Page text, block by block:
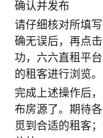
确认并发布
请仔细核对所填
确无误后，再点
功，六六直租平
的租客进行浏览。
完成上述操作后
布房源了。期待
觅到合适的租客